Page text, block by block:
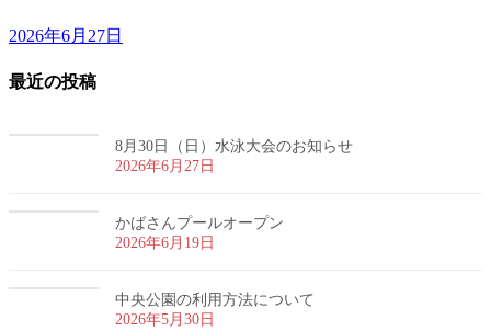
2026年6月27日
最近の投稿
8月30日（日）水泳大会のお知らせ
2026年6月27日
かばさんプールオープン
2026年6月19日
中央公園の利用方法について
2026年5月30日